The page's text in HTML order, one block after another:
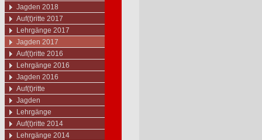
Jagden 2018
Auf(t)ritte 2017
Lehrgänge 2017
Jagden 2017
Auf(t)ritte 2016
Lehrgänge 2016
Jagden 2016
Auf(t)ritte
Jagden
Lehrgänge
Auf(t)ritte 2014
Lehrgänge 2014